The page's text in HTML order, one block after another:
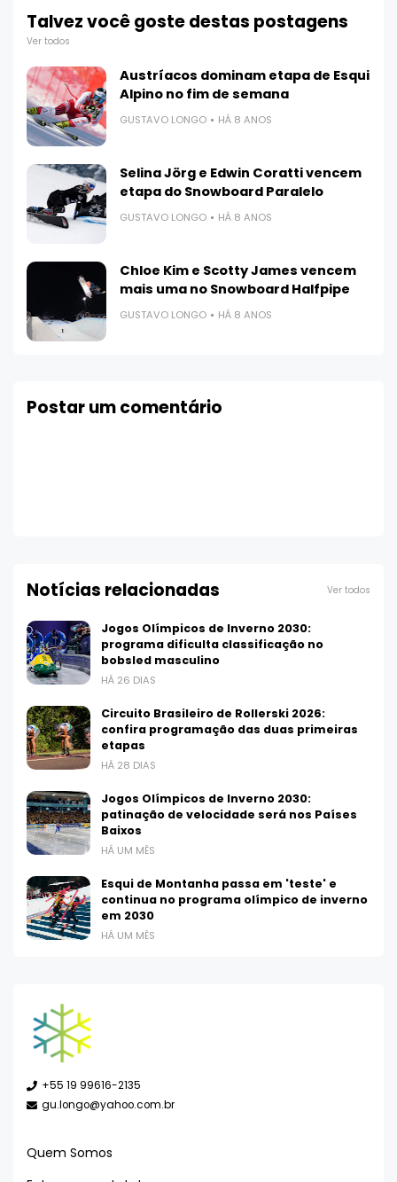
Talvez você goste destas postagens
Ver todos
Austríacos dominam etapa de Esqui
Alpino no fim de semana
GUSTAVO LONGO HÁ 8 ANOS
Selina Jörg e Edwin Coratti vencem
etapa do Snowboard Paralelo
GUSTAVO LONGO HÁ 8 ANOS
Chloe Kim e Scotty James vencem
mais uma no Snowboard Halfpipe
GUSTAVO LONGO HÁ 8 ANOS
Postar um comentário
Notícias relacionadas Ver todos
Jogos Olímpicos de Inverno 2030:
programa dificulta classificação no
bobsled masculino
HÁ 26 DIAS
Circuito Brasileiro de Rollerski 2026:
confira programação das duas primeiras
etapas
HÁ 28 DIAS
Jogos Olímpicos de Inverno 2030:
patinação de velocidade será nos Países
Baixos
HÁ UM MÊS
Esqui de Montanha passa em 'teste' e
continua no programa olímpico de inverno
em 2030
HÁ UM MÊS
+55 19 99616-2135
gu.longo@yahoo.com.br
Quem Somos